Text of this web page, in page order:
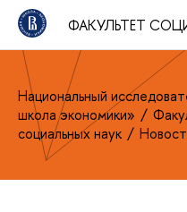
ФАКУЛЬТЕТ
Национальный
школа экономики»
социальных наук